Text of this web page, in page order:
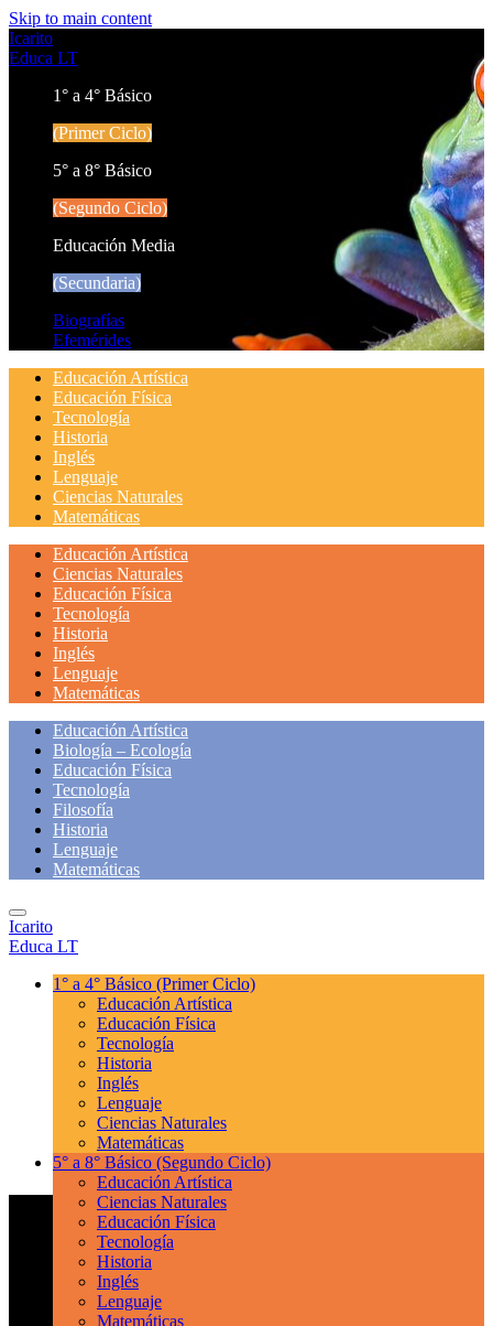
Skip to main content
Icarito
Educa LT
1° a 4° Básico
(Primer Ciclo)
5° a 8° Básico
(Segundo Ciclo)
Educación Media
(Secundaria)
Biografías
Efemérides
Educación Artística
Educación Física
Tecnología
Historia
Inglés
Lenguaje
Ciencias Naturales
Matemáticas
Educación Artística
Ciencias Naturales
Educación Física
Tecnología
Historia
Inglés
Lenguaje
Matemáticas
Educación Artística
Biología – Ecología
Educación Física
Tecnología
Filosofía
Historia
Lenguaje
Matemáticas
Icarito
Educa LT
1° a 4° Básico (Primer Ciclo)
Educación Artística
Educación Física
Tecnología
Historia
Inglés
Lenguaje
Ciencias Naturales
Matemáticas
5° a 8° Básico (Segundo Ciclo)
Educación Artística
Ciencias Naturales
Educación Física
Tecnología
Historia
Inglés
Lenguaje
Matemáticas